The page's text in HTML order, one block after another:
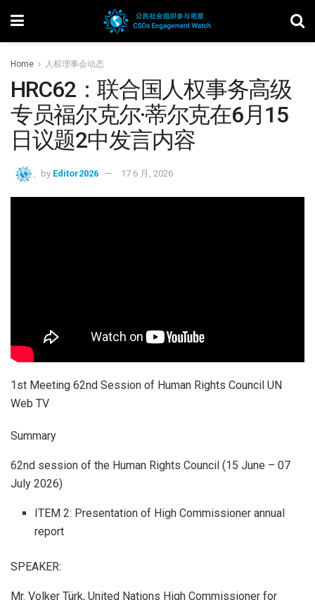
Home 人权理事会动态
HRC62：联合国人权事务高级
专员福尔克尔·蒂尔克在6月15
日议题2中发言内容
by Editor2026 17 6 月, 2026
1st Meeting 62nd Session of Human Rights Council UN
Web TV
Summary
62nd session of the Human Rights Council (15 June – 07
July 2026)
ITEM 2: Presentation of High Commissioner annual
report
SPEAKER:
Mr. Volker Türk, United Nations High Commissioner for